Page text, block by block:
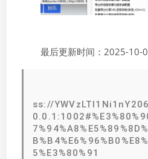
最后更新时间：2025-10-
ss://
5%E3%80%91